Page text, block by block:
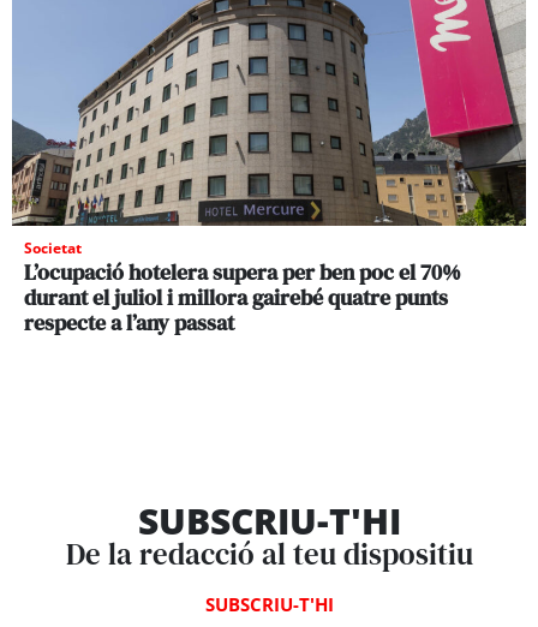
Societat
L’ocupació hotelera supera per ben poc el 70%
durant el juliol i millora gairebé quatre punts
respecte a l’any passat
SUBSCRIU-T'HI
De la redacció al teu dispositiu
SUBSCRIU-T'HI